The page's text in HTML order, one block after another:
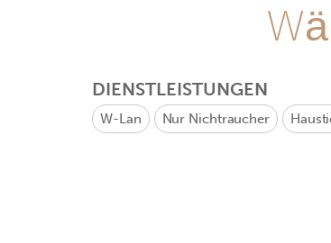
DIENSTLEISTUNGEN
W-Lan Nur Nichtraucher